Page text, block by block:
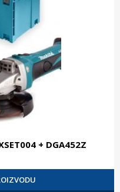
+ DGA452Z